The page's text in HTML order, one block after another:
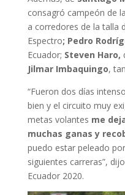
consagró campeón de
a corredores de la talla
Espectro; Pedro
Ecuador; Steven Haro,
Jilmar Imbaquingo,
“Fueron dos días
bien y el circuito muy
metas volantes me
muchas ganas y
puedo estar peleado
siguientes carreras”,
Ecuador 2020.